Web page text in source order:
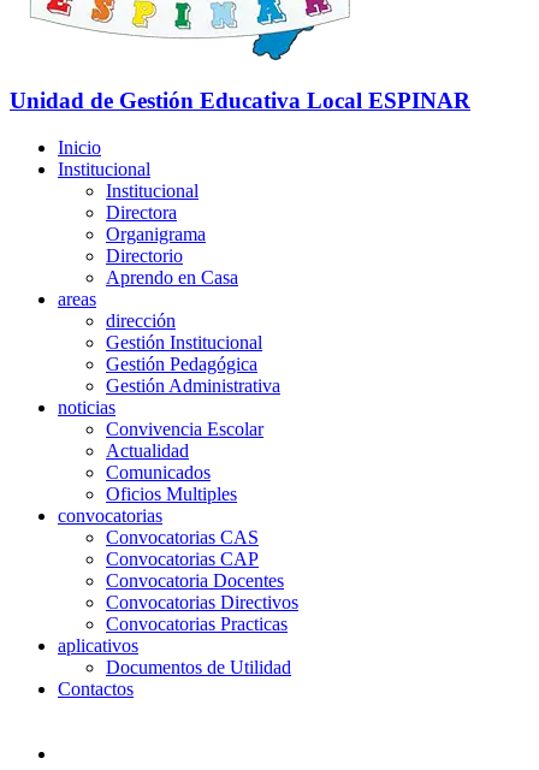
Unidad de Gestión Educativa Local ESPINAR
Inicio
Institucional
Institucional
Directora
Organigrama
Directorio
Aprendo en Casa
areas
dirección
Gestión Institucional
Gestión Pedagógica
Gestión Administrativa
noticias
Convivencia Escolar
Actualidad
Comunicados
Oficios Multiples
convocatorias
Convocatorias CAS
Convocatorias CAP
Convocatoria Docentes
Convocatorias Directivos
Convocatorias Practicas
aplicativos
Documentos de Utilidad
Contactos